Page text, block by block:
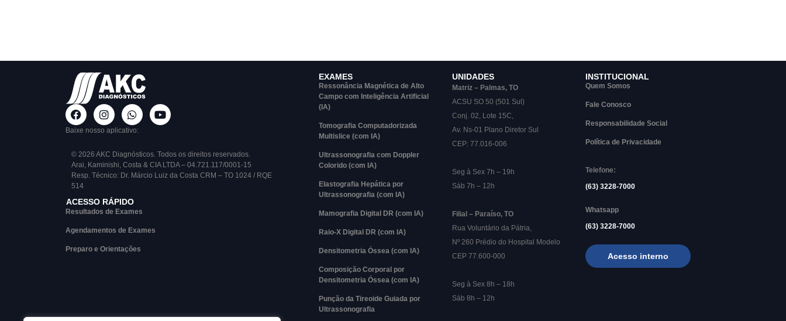
Baixe nosso aplicativo:
© 2026 AKC Diagnósticos. Todos os direitos reservados.
Arai, Kaminishi, Costa & CIA LTDA – 04.721.117/0001-15
Resp. Técnico: Dr. Márcio Luiz da Costa CRM – TO 1024 / RQE
514
ACESSO RÁPIDO
Resultados de Exames
Agendamentos de Exames
Preparo e Orientações
EXAMES
Ressonância Magnética de Alto
Campo com Inteligência Artificial
(IA)
Tomografia Computadorizada
Multislice (com IA)
Ultrassonografia com Doppler
Colorido (com IA)
Elastografia Hepática por
Ultrassonografia (com IA)
Mamografia Digital DR (com IA)
Raio-X Digital DR (com IA)
Densitometria Óssea (com IA)
Composição Corporal por
Densitometria Óssea (com IA)
Punção da Tireoide Guiada por
Ultrassonografia
UNIDADES
Matriz – Palmas, TO
ACSU SO 50 (501 Sul)
Conj. 02, Lote 15C,
Av. Ns-01 Plano Diretor Sul
CEP: 77.016-006
Seg à Sex 7h – 19h
Sáb 7h – 12h
Filial – Paraíso, TO
Rua Voluntário da Pátria,
Nº 260 Prédio do Hospital Modelo
CEP 77.600-000
Seg à Sex 8h – 18h
Sáb 8h – 12h
INSTITUCIONAL
Quem Somos
Fale Conosco
Responsabilidade Social
Política de Privacidade
Telefone:
(63) 3228-7000
Whatsapp
(63) 3228-7000
Acesso interno